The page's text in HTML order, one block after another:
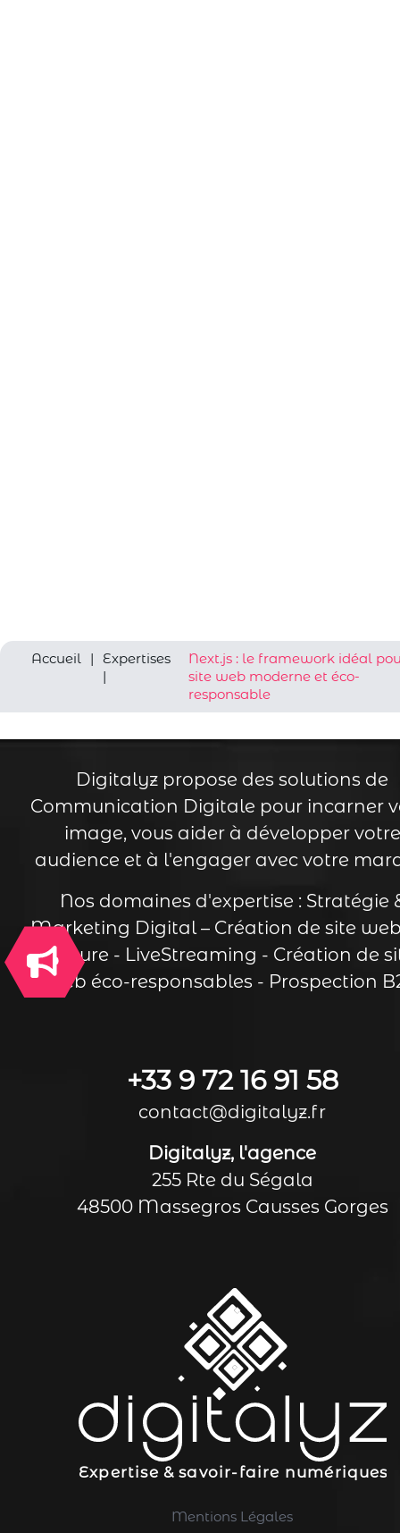
Accueil |
Expertises
|
Next.js : le framework idéal
site web moderne et éco-
responsable
Digitalyz propose des solutions de
Communication Digitale pour incarner
image, vous aider à développer votre
audience et à l'engager avec votre
Nos domaines d'expertise : Stratégie
Marketing Digital – Création de site
mesure - LiveStreaming - Création de
web éco-responsables - Prospection
+33 9 72 16 91 58
contact@digitalyz.fr
Digitalyz, l'agence
255 Rte du Ségala
48500 Massegros Causses Gorges
Expertise & savoir-faire numériques
Mentions Légales